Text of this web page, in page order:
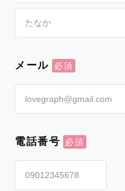
メール
電話番号